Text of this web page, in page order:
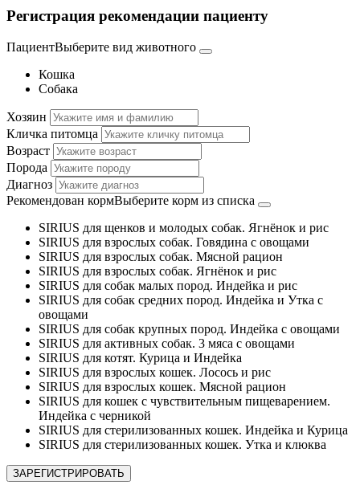
Регистрация рекомендации пациенту
ПациентВыберите вид животного
Кошка
Собака
Хозяин
Кличка питомца
Возраст
Порода
Диагноз
Рекомендован кормВыберите корм из списка
SIRIUS для щенков и молодых собак. Ягнёнок и рис
SIRIUS для взрослых собак. Говядина с овощами
SIRIUS для взрослых собак. Мясной рацион
SIRIUS для взрослых собак. Ягнёнок и рис
SIRIUS для собак малых пород. Индейка и рис
SIRIUS для собак средних пород. Индейка и Утка с
овощами
SIRIUS для собак крупных пород. Индейка с овощами
SIRIUS для активных собак. 3 мяса с овощами
SIRIUS для котят. Курица и Индейка
SIRIUS для взрослых кошек. Лосось и рис
SIRIUS для взрослых кошек. Мясной рацион
SIRIUS для кошек с чувствительным пищеварением.
Индейка с черникой
SIRIUS для стерилизованных кошек. Индейка и Курица
SIRIUS для стерилизованных кошек. Утка и клюква